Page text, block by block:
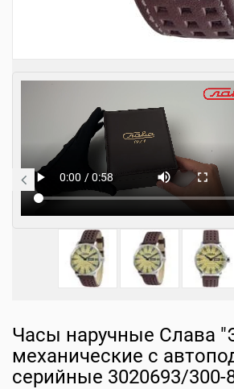
Часы наручные Слава
механические с
серийные 3020693/300-